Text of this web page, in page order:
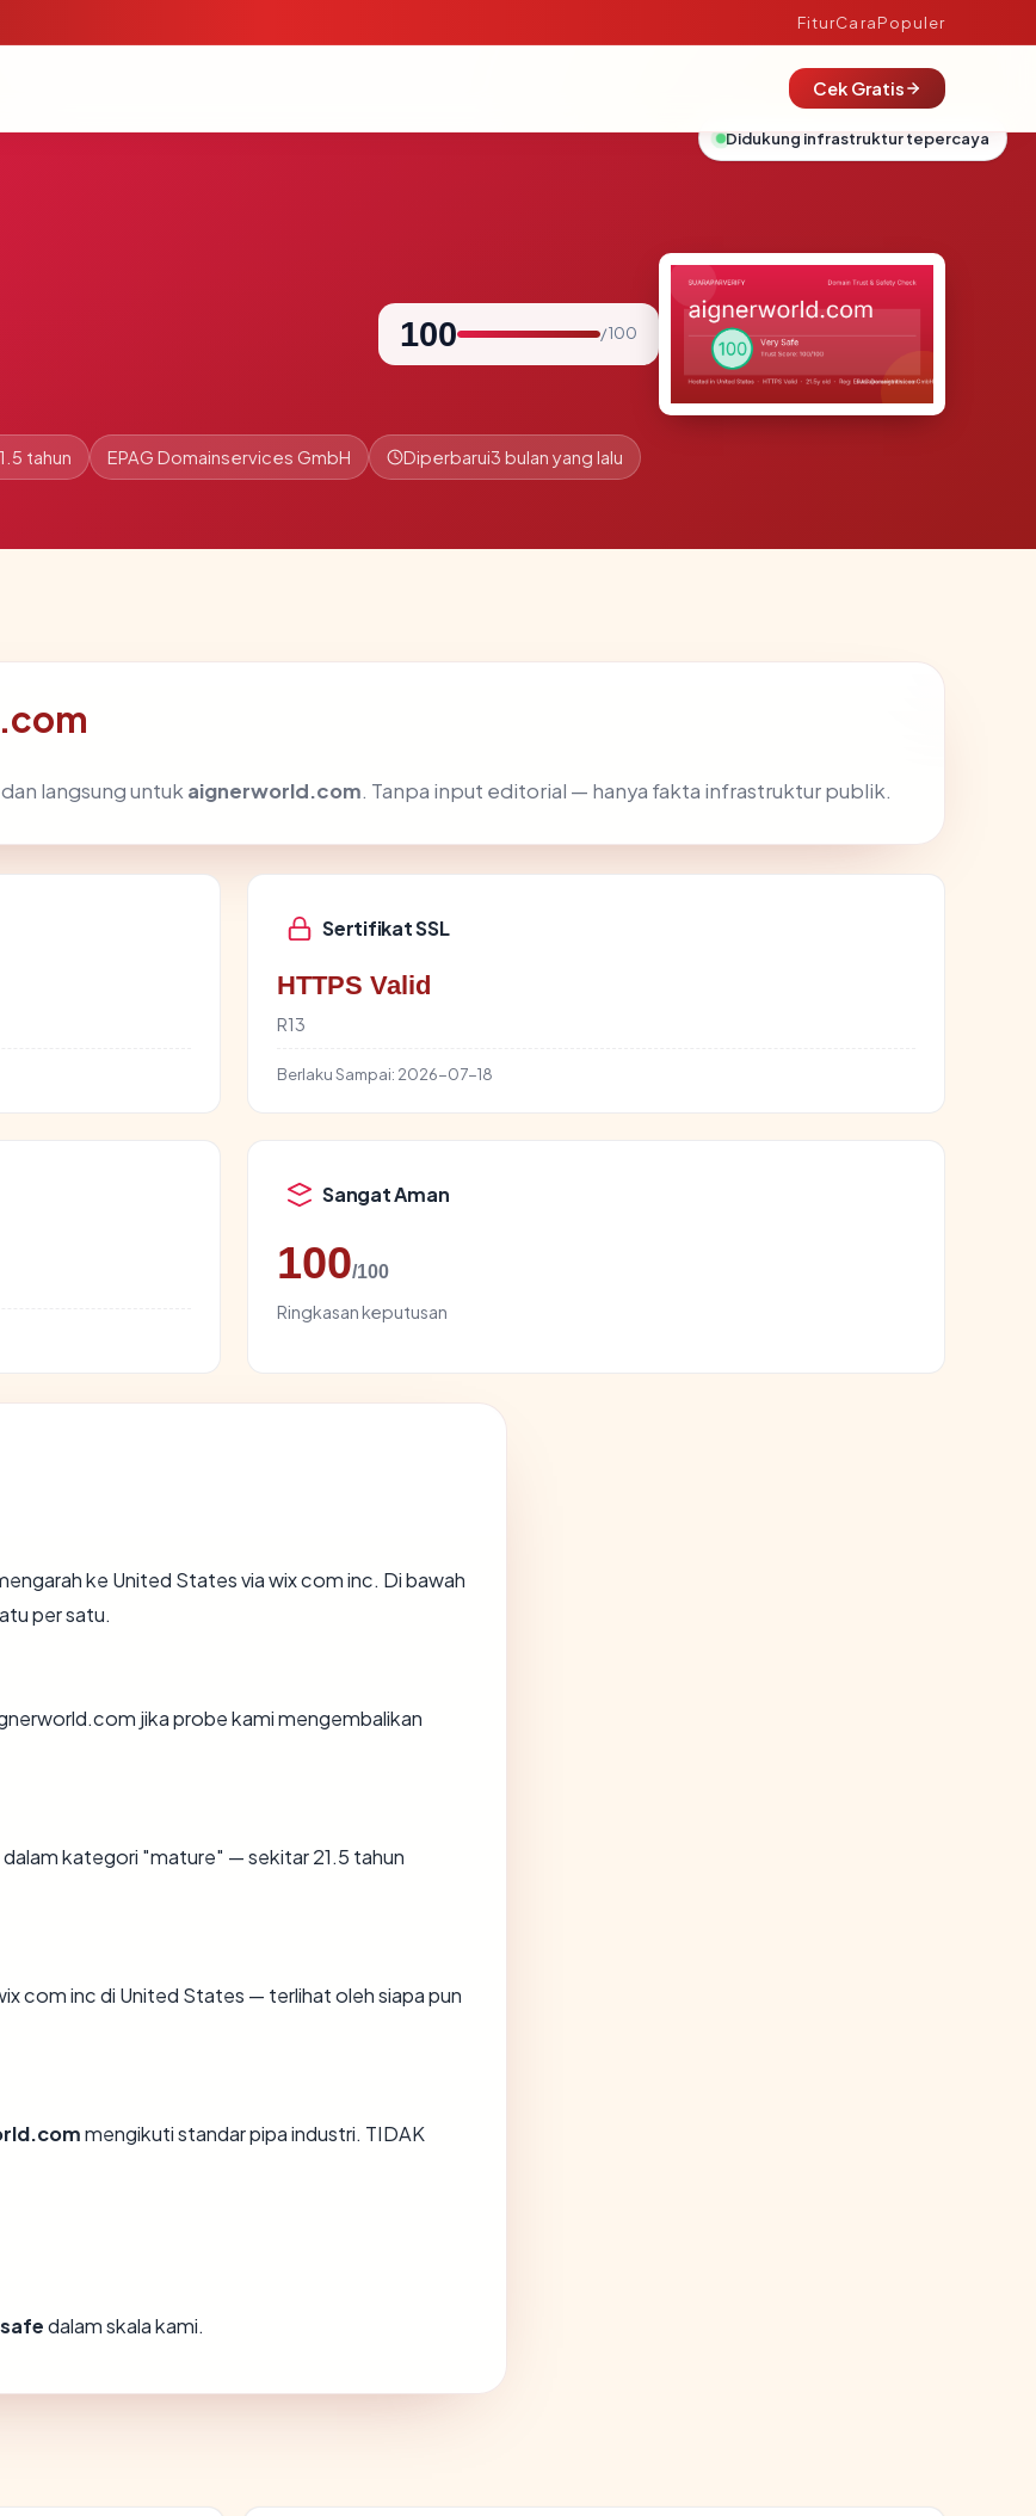
FiturCaraPopuler
Cek Gratis
100 / 100
tahun EPAG Domainservices GmbH Diperbarui3 bulan yang lalu
langsung untuk aignerworld.com. Tanpa input editorial — hanya fakta infrastruktur publik.
Sertifikat SSL
HTTPS Valid
R13
Berlaku Sampai: 2026-07-18
Sangat Aman
100/100
Ringkasan keputusan
ke United States via wix com inc. Di bawah
per satu.
jika probe kami mengembalikan
kategori "mature" — sekitar 21.5 tahun
com inc di United States — terlihat oleh siapa pun
mengikuti standar pipa industri. TIDAK
dalam skala kami.
Didukung infrastruktur tepercaya